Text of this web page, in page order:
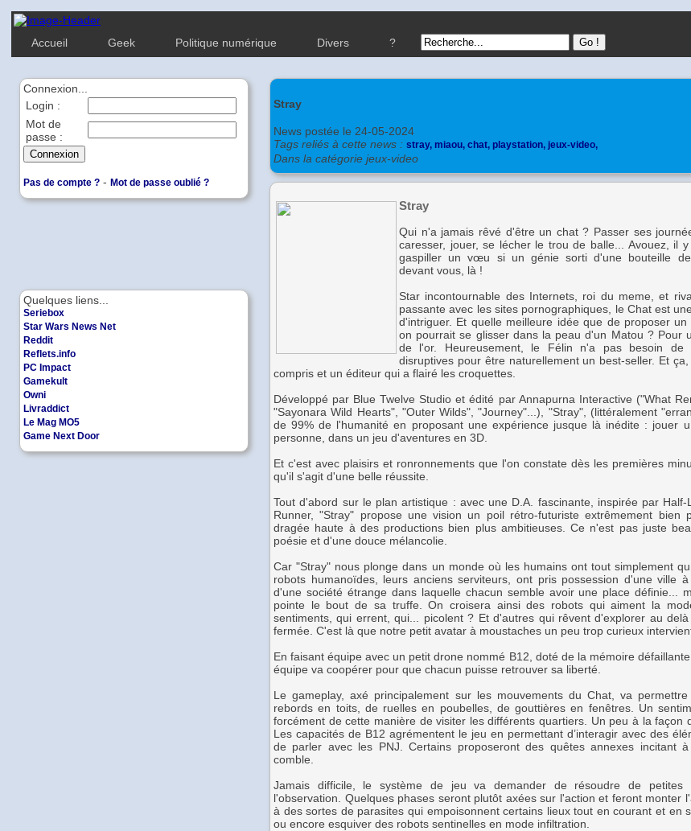
Accueil Geek Politique numérique Divers ?
Quelques liens...
Seriebox
Star Wars News Net
Reddit
Reflets.info
PC Impact
Gamekult
Owni
Livraddict
Le Mag MO5
Game Next Door
Connexion...
Login :
Mot de
passe :
Pas de compte ? - Mot de passe oublié ?
Stray
News postée le 24-05-2024
Tags reliés à cette news : stray, miaou, chat, playstation, jeux-video,
Dans la catégorie jeux-video
Stray
Qui n'a jamais rêvé d'être un chat ? Passer ses
caresser, jouer, se lécher le trou de balle... Avouez, il
gaspiller un vœu si un génie sorti d'une bouteille de
devant vous, là !
Star incontournable des Internets, roi du meme, et
passante avec les sites pornographiques, le Chat est
d'intriguer. Et quelle meilleure idée que de proposer
on pourrait se glisser dans la peau d'un Matou ? Pour
de l'or. Heureusement, le Félin n'a pas besoin de
disruptives pour être naturellement un best-seller. Et
compris et un éditeur qui a flairé les croquettes.
Développé par Blue Twelve Studio et édité par Annapurna Interactive ("What
"Sayonara Wild Hearts", "Outer Wilds", "Journey"...), "Stray", (littéralement
de 99% de l'humanité en proposant une expérience jusque là inédite : jouer
personne, dans un jeu d'aventures en 3D.
Et c'est avec plaisirs et ronronnements que l'on constate dès les premières
qu'il s'agit d'une belle réussite.
Tout d'abord sur le plan artistique : avec une D.A. fascinante, inspirée par Half-
Runner, "Stray" propose une vision un poil rétro-futuriste extrêmement bien
dragée haute à des productions bien plus ambitieuses. Ce n'est pas juste
poésie et d'une douce mélancolie.
Car "Stray" nous plonge dans un monde où les humains ont tout simplement
robots humanoïdes, leurs anciens serviteurs, ont pris possession d'une ville
d'une société étrange dans laquelle chacun semble avoir une place définie...
pointe le bout de sa truffe. On croisera ainsi des robots qui aiment la
sentiments, qui errent, qui... picolent ? Et d'autres qui rêvent d'explorer au
fermée. C'est là que notre petit avatar à moustaches un peu trop curieux
En faisant équipe avec un petit drone nommé B12, doté de la mémoire
équipe va coopérer pour que chacun puisse retrouver sa liberté.
Le gameplay, axé principalement sur les mouvements du Chat, va
rebords en toits, de ruelles en poubelles, de gouttières en fenêtres. Un
forcément de cette manière de visiter les différents quartiers. Un peu à la façon
Les capacités de B12 agrémentent le jeu en permettant d’interagir avec des
de parler avec les PNJ. Certains proposeront des quêtes annexes incitant
comble.
Jamais difficile, le système de jeu va demander de résoudre de petites
l'observation. Quelques phases seront plutôt axées sur l'action et feront monter
à des sortes de parasites qui empoisonnent certains lieux tout en courant et en
ou encore esquiver des robots sentinelles en mode infiltration.